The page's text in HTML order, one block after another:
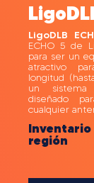
LigoDLB
ECHO 5 de
para ser un
atractivo
longitud
un
diseñado
cualquier
Inventario
región